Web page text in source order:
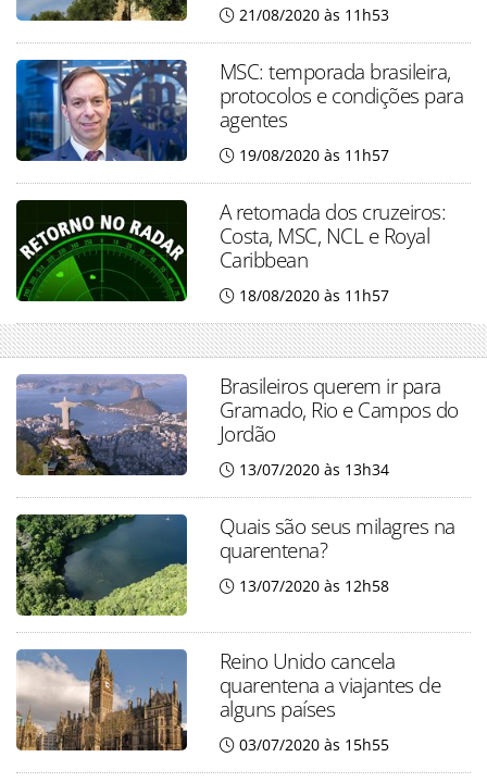
21/08/2020 às 11h53
MSC: temporada brasileira,
protocolos e condições para
agentes
19/08/2020 às 11h57
A retomada dos cruzeiros:
Costa, MSC, NCL e Royal
Caribbean
18/08/2020 às 11h57
Brasileiros querem ir para
Gramado, Rio e Campos do
Jordão
13/07/2020 às 13h34
Quais são seus milagres na
quarentena?
13/07/2020 às 12h58
Reino Unido cancela
quarentena a viajantes de
alguns países
03/07/2020 às 15h55